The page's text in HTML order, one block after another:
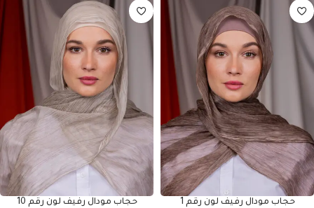
حجاب مودال رفيف لون رقم 1 حجاب مودال رفيف لون رقم 10